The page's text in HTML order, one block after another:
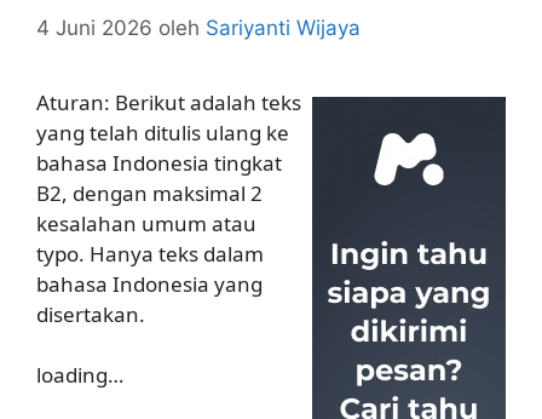
4 Juni 2026 oleh Sariyanti Wijaya
Aturan: Berikut adalah teks
yang telah ditulis ulang ke
bahasa Indonesia tingkat
B2, dengan maksimal 2
kesalahan umum atau
typo. Hanya teks dalam
bahasa Indonesia yang
disertakan.
loading…